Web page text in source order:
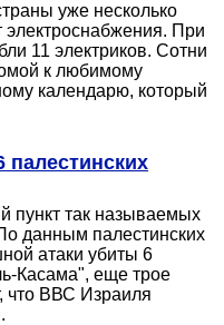
уже несколько
При
11 электриков. Сотни
к любимому
календарю, который
пункт так называемых
данным палестинских
атаки убиты 6
Касама", еще трое
что ВВС Израиля